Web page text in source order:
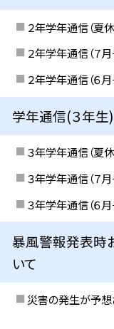
２年学年通信（夏
２年学年通信（７月
２年学年通信（６月
学年通信(３年生)
３年学年通信（夏
３年学年通信（７月
３年学年通信（６月
暴風警報発表時
いて
災害の発生が予